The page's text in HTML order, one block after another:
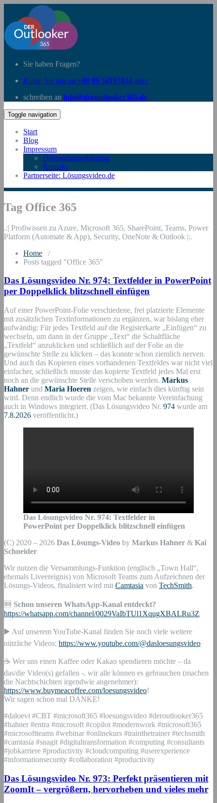
Sie haben Fragen?
Rufen Sie uns an +49 89 54197824 oder
schreiben an info@deroutlooker365.de
Toggle navigation
Start
Blog
Impressum
Datenschutzerklärung
Kontakt
Partnerseite: Lösungsvideo.de
Tag Office 365
.:| Profiwissen zu Azure, Microsoft 365, SharePoint, Teams, Power
Platform (Automate & App), Security, OneNote & Outlook |:.
Home /
Posts tagged "Office 365"
Das Lösungsvideo Nr. 974: Textfelder in PowerPoint
per Doppelklick blitzschnell einfügen
Auf einer PowerPoint-Folie verschiedene, frei platzierte Elemente
mit zusätzlichen Textinformationen zu ergänzen, war bislang eher
aufwändig: Für jedes Textfeld auf die Registerkarte „Einfügen“ zu
wechseln, um dann in der Gruppe „Text“ die Schaltfläche
„Textfeld“ anzuklicken und schließlich auf der Folie an die
gewünschte Stelle zu klicken – das konnte schon ziemlich nerven.
Und auch das Kopieren eines vorhandenen Textfeldes war nicht viel
einfacher, schließlich musste das kopierte Textfeld jedes Mal erst
noch an die gewünschte Stelle verschoben werden. Markus
Hahner und Maria Hoeren zeigen, wie einfach dies künftig sein
wird. Denn endlich wurde die vom Mac bekannte Vereinfachung
auch in Windows integriert. (Das Lösungsvideo Nr. 974 wurde am
7.8.2026 veröffentlicht.)
Das Lösungsvideo Nr. 974: Textfelder in
PowerPoint per Doppelklick blitzschnell einfügen
(C) 2020 – 2026 Das Lösungs-Video by Markus Hahner & Kai
Schneider
Wir nutzen die Versammlungs-Funktion (englisch „Town Hall“,
ehemals Liveereignis) von Microsoft Teams zum Aufzeichnen der
Lösungs-Videos, finalisiert wird mit Camtasia von TechSmith.
🆕 Schon unseren WhatsApp-Kanal entdeckt?
https://whatsapp.com/channel/0029VaIbTUl1XqugXBALRu3Z
▶️ Auf unserem YouTube-Kanal finden Sie noch viele weitere
nützliche Videos: https://www.youtube.com/@dasloesungsvideo
☕ Wer uns einen Kaffee oder Kakao spendieren möchte – da
das/die Video(s) gefallen -, wir alle können es gebrauchen (machen
die Nachtschichten irgendwie angenehmer):
https://www.buymeacoffee.com/loesungsvideo!
Wir sagen schon mal DANKE!
#daloevi #CBT #microsoft365 #loesungsvideo #deroutlooker365
#hahner #entra #microsoft #copilot #modernwork #microsoft365
#microsoftteams #webinar #onlinekurs #trainthetrainer #techsmith
#camtasia #snagit #digitaltransformation #computing #consultants
#jobkarriere #productivity #cloudcomputing #userexperience
#informationsecurity #collaboration #productivity
Das Lösungsvideo Nr. 973: Perfekt präsentieren mit
ZoomIt – vergrößern, hervorheben und vieles mehr